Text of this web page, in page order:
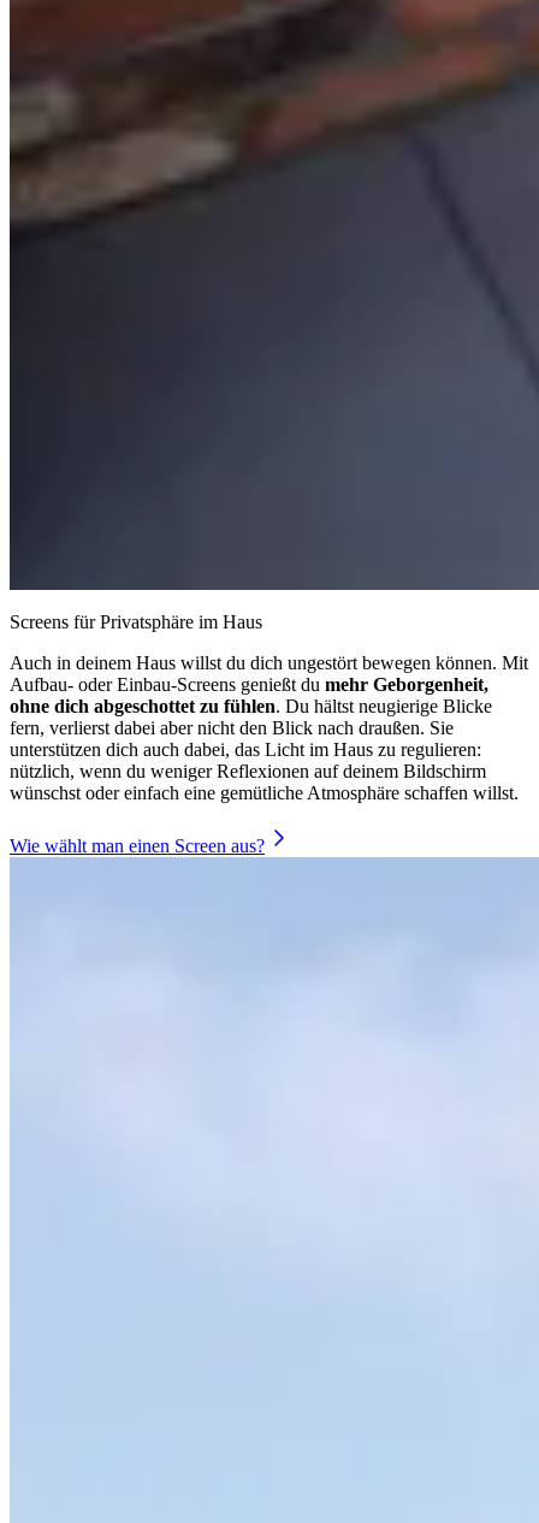
Screens für Privatsphäre im Haus
Auch in deinem Haus willst du dich ungestört bewegen können. Mit
Aufbau- oder Einbau-Screens genießt du mehr Geborgenheit,
ohne dich abgeschottet zu fühlen. Du hältst neugierige Blicke
fern, verlierst dabei aber nicht den Blick nach draußen. Sie
unterstützen dich auch dabei, das Licht im Haus zu regulieren:
nützlich, wenn du weniger Reflexionen auf deinem Bildschirm
wünschst oder einfach eine gemütliche Atmosphäre schaffen willst.
Wie wählt man einen Screen aus?